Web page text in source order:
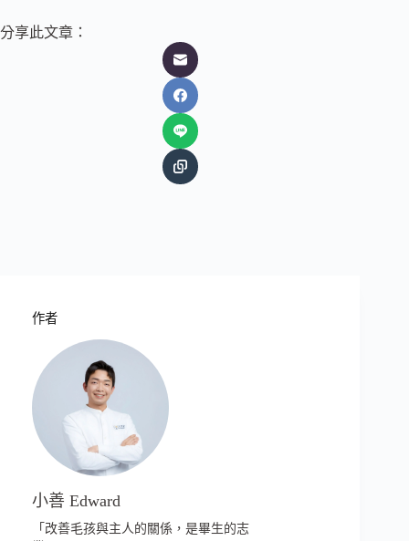
分享此文章：
作者
小善 Edward
「改善毛孩與主人的關係，是畢生的志